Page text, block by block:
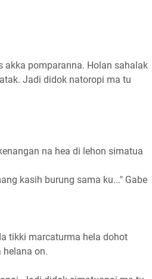
akka pomparanna. Holan sahalak
Jadi didok natoropi ma tu
na hea di lehon simatua
kasih burung sama ku..." Gabe
tikki marcaturma hela dohot
on.